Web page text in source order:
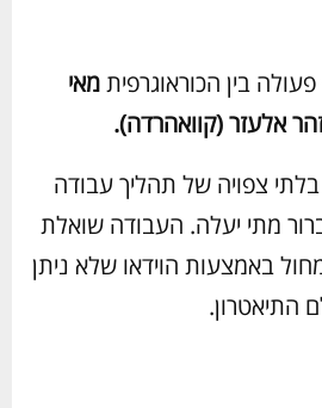
בין הכוראוגרפיתמאי
אלעזר (קוואהרדה).
צפויה של תהליך עבודה
מתי יעלה. העבודה שואלת
באמצעות הוידאו שלא ניתן
התיאטרון.